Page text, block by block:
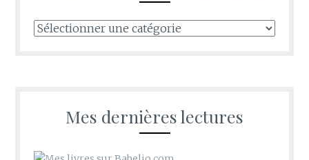
Tous
Mes dernières lectures